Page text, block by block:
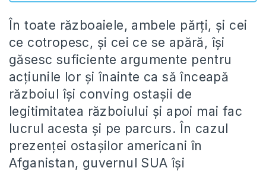
În toate războaiele, ambele părți, și cei
ce cotropesc, și cei ce se apără, își
găsesc suficiente argumente pentru
acțiunile lor și înainte ca să înceapă
războiul își conving ostașii de
legitimitatea războiului și apoi mai fac
lucrul acesta și pe parcurs. În cazul
prezenței ostașilor americani în
Afganistan, guvernul SUA își